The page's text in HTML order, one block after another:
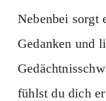
Nebenbei sorgt
Gedanken und
fühlst du dich